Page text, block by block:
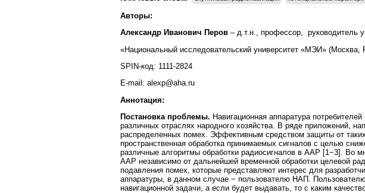
Авторы:
Александр Иванович Перов – д.т.н., профессор, руководитель
«Национальный исследовательский университет «МЭИ» (Москва,
SPIN-код: 1111-2824
E-mail: alexp@aha.ru
Аннотация:
Постановка проблемы. Навигационная аппаратура
различных отраслях народного хозяйства. В ряде приложений,
распределенных помех. Эффективным средством защиты от
пространственная обработка принимаемых сигналов с целью
различные алгоритмы обработки радиосигналов в ААР [1−3]. Во
ААР независимо от дальнейшей временной обработки целевой
подавления помех, которые представляют интерес для
аппаратуры, в данном случае − пользователю НАП.
навигационной задачи, а если будет выдавать, то с каким